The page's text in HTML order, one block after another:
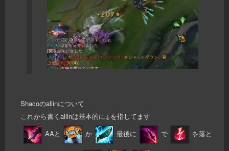
Shacoのallinについて
これから書くallinは基本的に↓を指してます
AAと
か 最後に で を落と